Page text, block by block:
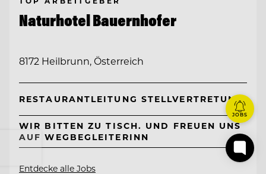
Naturhotel Bauernhofer
8172 Heilbrunn, Österreich
RESTAURANTLEITUNG STELLVERTRETUNG
WIR BITTEN ZU TISCH. UND FREUEN UNS
AUF WEGBEGLEITERINN
Entdecke alle Jobs
JOBS